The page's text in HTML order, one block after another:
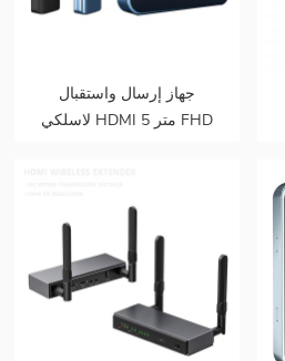
جهاز إرسال واستقبال
لاسلكي HDMI 5 متر FHD